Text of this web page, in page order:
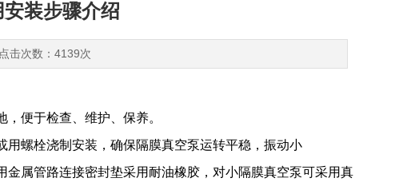
装步骤介绍
击次数：4139次
便于检查、维护、保养。
螺栓浇制安装，确保隔膜真空泵运转平稳，振动小
属管路连接密封垫采用耐油橡胶，对小隔膜真空泵可采用真